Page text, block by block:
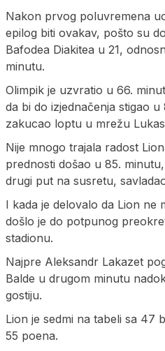
Nakon prvog poluvremena
epilog biti ovakav, pošto su
Bafodea Diakitea u 21,
minutu.
Olimpik je uzvratio u 66.
da bi do izjednačenja stigao
zakucao loptu u mrežu
Nije mnogo trajala radost
prednosti došao u 85.
drugi put na susretu,
I kada je delovalo da Lion ne
došlo je do potpunog
stadionu.
Najpre Aleksandr Lakazet
Balde u drugom minutu
gostiju.
Lion je sedmi na tabeli sa 47
55 poena.